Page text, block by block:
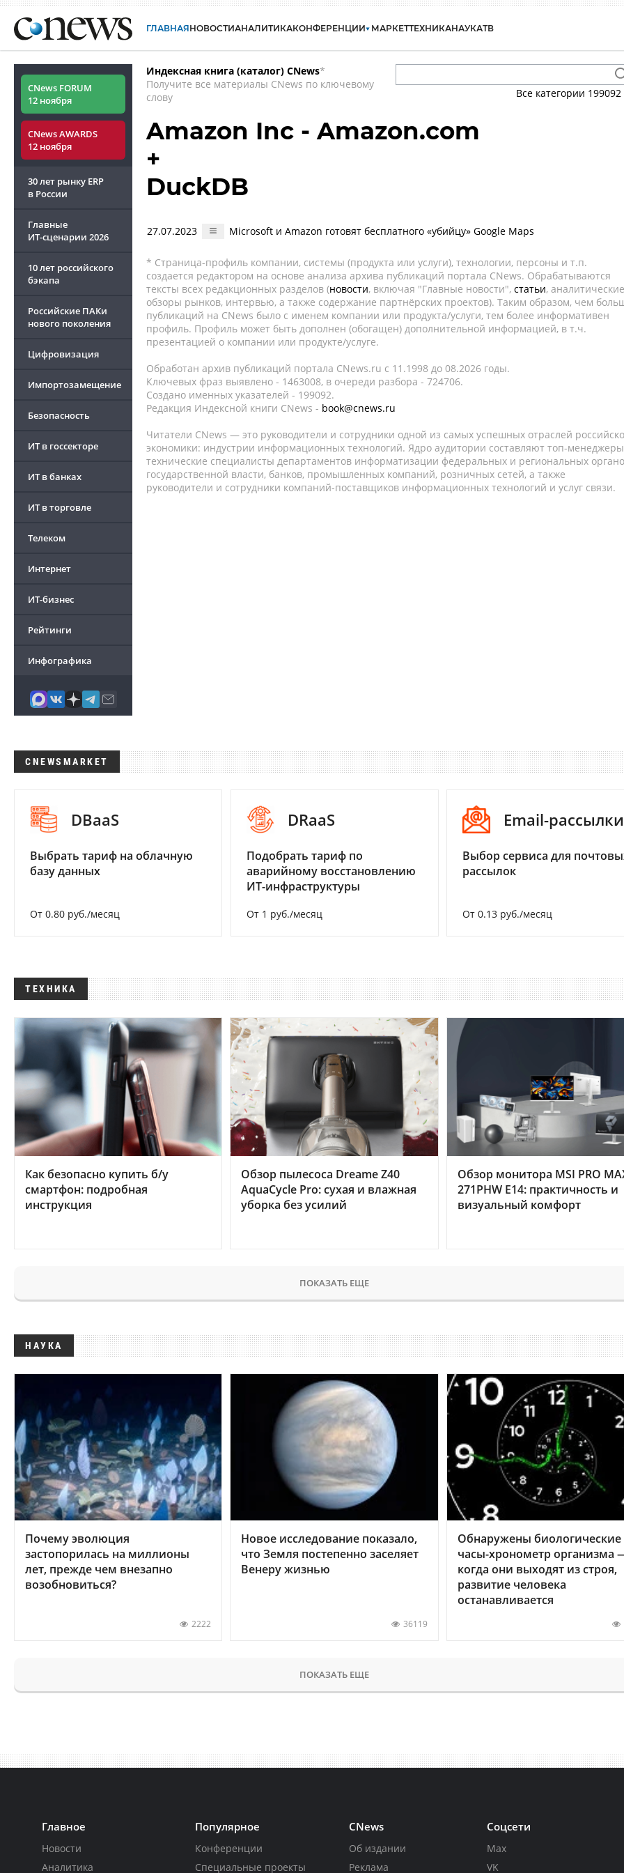
ГЛАВНАЯНОВОСТИАНАЛИТИКАКОНФЕРЕНЦИИ МАРКЕТТЕХНИКАНАУКАТВ
CNews FORUM
12 ноября
CNews AWARDS
12 ноября
30 лет рынку ERP
в России
Главные
ИТ-сценарии 2026
10 лет российского
бэкапа
Российские ПАКи
нового поколения
Цифровизация
Импортозамещение
Безопасность
ИТ в госсекторе
ИТ в банках
ИТ в торговле
Телеком
Интернет
ИТ-бизнес
Рейтинги
Инфографика
Индексная книга (каталог) CNews*
Получите все материалы CNews по ключевому
слову
Все категории 199092
Amazon Inc - Amazon.com
+
DuckDB
27.07.2023 Microsoft и Amazon готовят бесплатного «убийцу» Google Maps
* Страница-профиль компании, системы (продукта или услуги), технологии, персоны и т.п.
создается редактором на основе анализа архива публикаций портала CNews. Обрабатываются
тексты всех редакционных разделов (новости, включая "Главные новости", статьи, аналитические
обзоры рынков, интервью, а также содержание партнёрских проектов). Таким образом, чем
публикаций на CNews было с именем компании или продукта/услуги, тем более информативен
профиль. Профиль может быть дополнен (обогащен) дополнительной информацией, в т.ч.
презентацией о компании или продукте/услуге.
Обработан архив публикаций портала CNews.ru c 11.1998 до 08.2026 годы.
Ключевых фраз выявлено - 1463008, в очереди разбора - 724706.
Создано именных указателей - 199092.
Редакция Индексной книги CNews - book@cnews.ru
Читатели CNews — это руководители и сотрудники одной из самых успешных отраслей
экономики: индустрии информационных технологий. Ядро аудитории составляют топ-
технические специалисты департаментов информатизации федеральных и региональных
государственной власти, банков, промышленных компаний, розничных сетей, а также
руководители и сотрудники компаний-поставщиков информационных технологий и услуг связи.
CNEWSMARKET
DBaaS
Выбрать тариф на облачную
базу данных
От 0.80 руб./месяц
DRaaS
Подобрать тариф по
аварийному восстановлению
ИТ-инфраструктуры
От 1 руб./месяц
Email-рассылки
Выбор сервиса для
рассылок
От 0.13 руб./месяц
ТЕХНИКА
Как безопасно купить б/у
смартфон: подробная
инструкция
Обзор пылесоса Dreame Z40
AquaCycle Pro: сухая и влажная
уборка без усилий
Обзор монитора MSI PRO
271PHW E14: практичность и
визуальный комфорт
ПОКАЗАТЬ ЕЩЕ
НАУКА
Почему эволюция
застопорилась на миллионы
лет, прежде чем внезапно
возобновиться?
2222
Новое исследование показало,
что Земля постепенно заселяет
Венеру жизнью
36119
Обнаружены биологические
часы-хронометр организма
когда они выходят из строя,
развитие человека
останавливается
ПОКАЗАТЬ ЕЩЕ
Главное
Новости
Аналитика
Популярное
Конференции
Специальные проекты
CNews
Об издании
Реклама
Соцсети
Max
VK